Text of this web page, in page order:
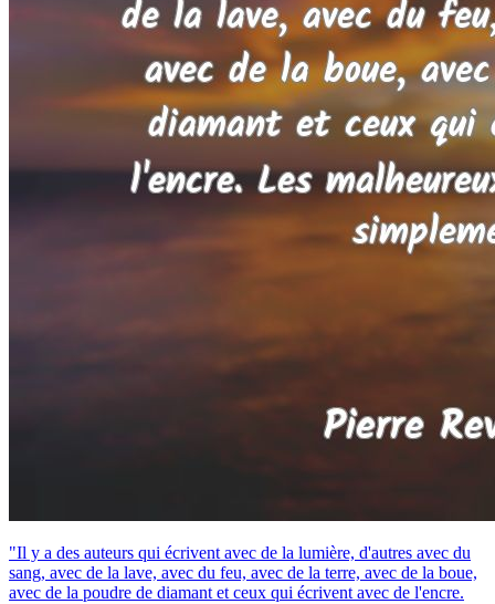
"Il y a des auteurs qui écrivent avec de la lumière, d'autres avec du
sang, avec de la lave, avec du feu, avec de la terre, avec de la boue,
avec de la poudre de diamant et ceux qui écrivent avec de l'encre.